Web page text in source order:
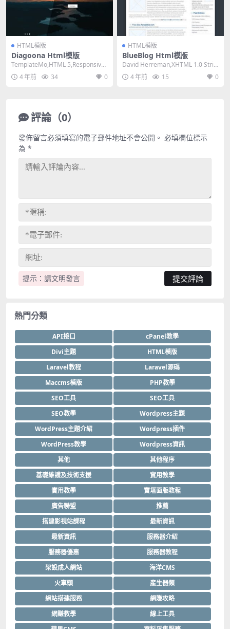
HTML模版
Diagoona Html模版
TemplateMo,HTML 5,Responsive,
Mixed Colu...
4 年前 34 0
HTML模版
BlueBlog Html模版
David Herreman,XHTML 1.0 Stric
t,Fixed Wi...
4 年前 15 0
評論（0）
提示：請文明發言
發佈留言必須填寫的電子郵件地址不會公開。 必填欄位標示
為 *
熱門分類
API接口
cPanel教學
Divi主題
HTML模版
Laravel教程
Laravel源碼
Maccms模版
PHP教學
SEO工具
SEO工具
SEO教學
Wordpress主題
WordPress主題介紹
Wordpress插件
WordPress教學
Wordpress資訊
其他
其他程序
基礎維護及技術支援
實用教學
實用教學
寶塔面版教程
廣告聯盟
推薦
搭建影視站課程
最新資訊
最新資訊
服務器介紹
服務器優惠
服務器教程
架設成人網站
海洋CMS
火車頭
產生器類
網站搭建服務
網賺攻略
網賺教學
線上工具